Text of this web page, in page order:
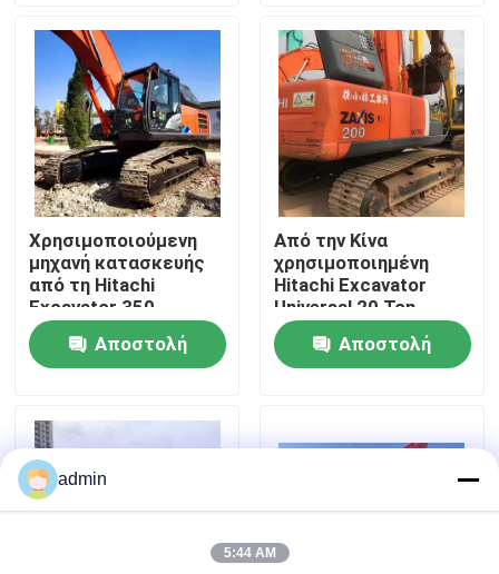
Βίντεο
Σχετικά με εμάς
Επισκεψή εργοστασίου
Έλεγχος ποιότητας
Επικοινωνήστε μαζί μας
Ζητήστε μια προσφορά
Μηχανήματα Οδοποιίας
Χρησιμοποιημένες κατασκευαστικές μηχανές
Χρησιμοποιούμενη
μηχανή κατασκευής
από τη Hitachi
Excavator 350,
μεταχειρισμένη
Αποστολή
Από την Κίνα
χρησιμοποιημένη
Hitachi Excavator
Universal 20 Ton
Crawler Excavator
Αποστολή
admin
5:44 AM